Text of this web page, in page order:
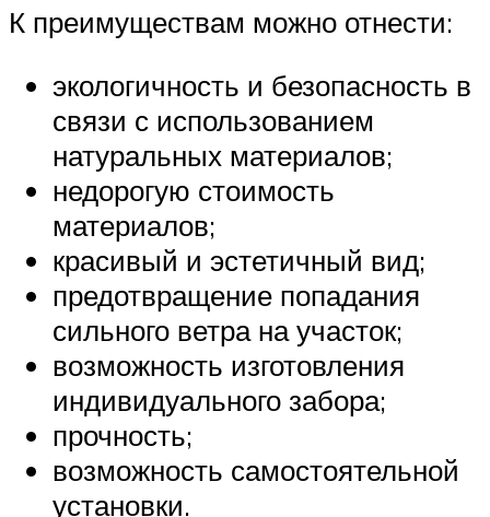
К преимуществам можно отнести:
экологичность и безопасность в
связи с использованием
натуральных материалов;
недорогую стоимость
материалов;
красивый и эстетичный вид;
предотвращение попадания
сильного ветра на участок;
возможность изготовления
индивидуального забора;
прочность;
возможность самостоятельной
установки.